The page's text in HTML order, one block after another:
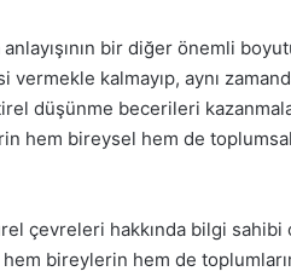
anlayışının bir diğer önemli
kalmayıp, aynı
düşünme becerileri
hem bireysel hem de
çevreleri hakkında bilgi
bireylerin hem de